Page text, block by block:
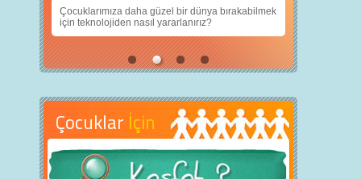
Çocuklarımıza daha güzel bir dünya bırakabilmek
için teknolojiden nasıl yararlanırız?
Çocuklar İçin